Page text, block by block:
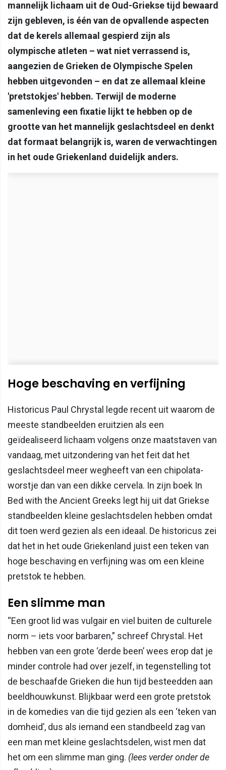
mannelijk lichaam uit de Oud-Griekse tijd bewaard
zijn gebleven, is één van de opvallende aspecten
dat de kerels allemaal gespierd zijn als
olympische atleten – wat niet verrassend is,
aangezien de Grieken de Olympische Spelen
hebben uitgevonden – en dat ze allemaal kleine
'pretstokjes' hebben. Terwijl de moderne
samenleving een fixatie lijkt te hebben op de
grootte van het mannelijk geslachtsdeel en denkt
dat formaat belangrijk is, waren de verwachtingen
in het oude Griekenland duidelijk anders.
Hoge beschaving en verfijning
Historicus Paul Chrystal legde recent uit waarom de
meeste standbeelden eruitzien als een
geïdealiseerd lichaam volgens onze maatstaven van
vandaag, met uitzondering van het feit dat het
geslachtsdeel meer wegheeft van een chipolata-
worstje dan van een dikke cervela. In zijn boek In
Bed with the Ancient Greeks legt hij uit dat Griekse
standbeelden kleine geslachtsdelen hebben omdat
dit toen werd gezien als een ideaal. De historicus zei
dat het in het oude Griekenland juist een teken van
hoge beschaving en verfijning was om een kleine
pretstok te hebben.
Een slimme man
“Een groot lid was vulgair en viel buiten de culturele
norm – iets voor barbaren,” schreef Chrystal. Het
hebben van een grote ‘derde been’ wees erop dat je
minder controle had over jezelf, in tegenstelling tot
de beschaafde Grieken die hun tijd besteedden aan
beeldhouwkunst. Blijkbaar werd een grote pretstok
in de komedies van die tijd gezien als een ‘teken van
domheid’, dus als iemand een standbeeld zag van
een man met kleine geslachtsdelen, wist men dat
het om een slimme man ging. (lees verder onder de